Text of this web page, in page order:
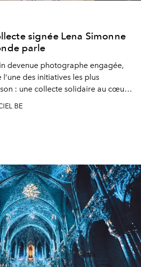
signée Lena Simonne
parle
devenue photographe engagée,
des initiatives les plus
: une collecte solidaire au cœur
au profit de l’association
BE